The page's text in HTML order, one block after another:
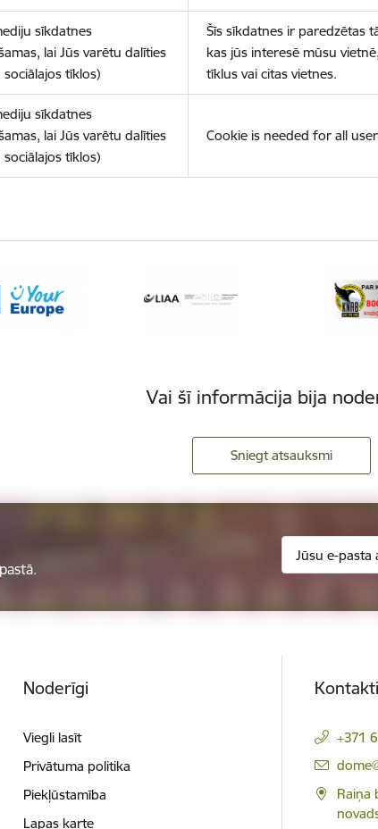
sīkdatnes
lai Jūs varētu dalīties
tīklos)
Šīs sīkdatnes ir paredzētas
kas jūs interesē mūsu
tīklus vai citas vietnes.
sīkdatnes
lai Jūs varētu dalīties
tīklos)
Cookie is needed for all
Vai šī informācija bija
Sniegt atsauksmi
Noderīgi
Viegli lasīt
Privātuma politika
Piekļūstamība
Lapas karte
Kontakti
+371
E-
Raiņa